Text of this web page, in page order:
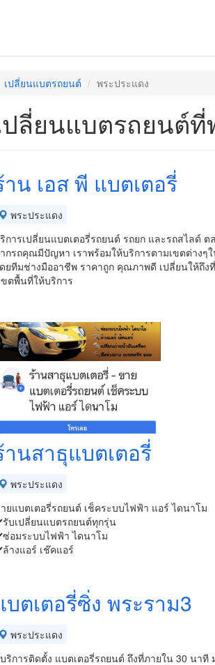
เปลี่ยนแบตรถยนต์ พระประแดง
ปลี่ยนแบตรถยนต์ที่
าน เอส พี แบตเตอรี่
พระประแดง
การเปลี่ยนแบตเตอรี่รถยนต์ รถยก และรถสไลด์ ต
กรถคุณมีปัญหา เราพร้อมให้บริการตามเขตต่างๆ
ยทีมช่างมืออาชีพ ราคาถูก คุณภาพดี เปลี่ยนให้ถึง
ขตพื้นที่ให้บริการ
านสาธุแบตเตอรี่
พระประแดง
ยแบตเตอรี่รถยนต์ เช็คระบบไฟฟ้า แอร์ ไดนาโม
บเปลี่ยนแบตรถยนต์ทุกรุ่น
อมระบบไฟฟ้า ไดนาโม
างแอร์ เช๊คแอร์
บตเตอรี่ซิ่ง พระราม3
พระประแดง
ริการติดตั้ง แบตเตอรี่รถยนต์ ถึงที่ภายใน 30 นา